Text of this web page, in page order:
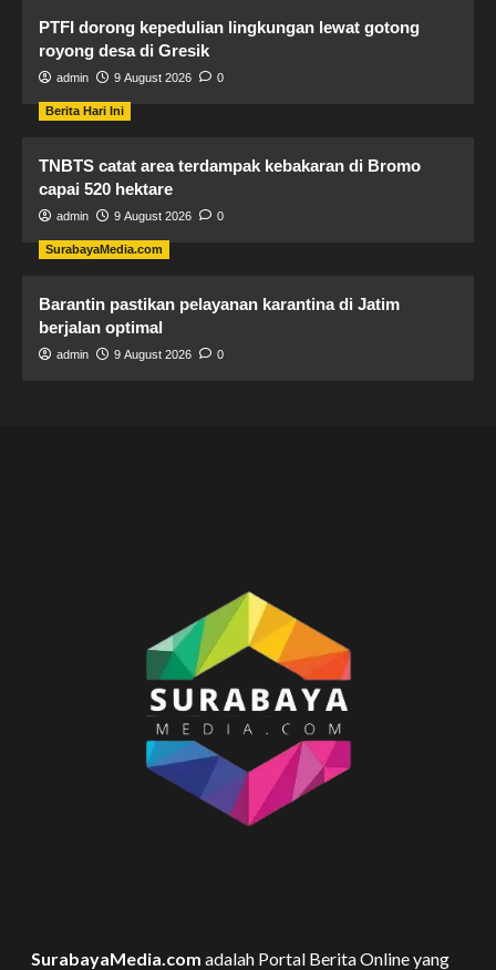
PTFI dorong kepedulian lingkungan lewat gotong
royong desa di Gresik
admin 9 August 2026 0
Berita Hari Ini
TNBTS catat area terdampak kebakaran di Bromo
capai 520 hektare
admin 9 August 2026 0
SurabayaMedia.com
Barantin pastikan pelayanan karantina di Jatim
berjalan optimal
admin 9 August 2026 0
SurabayaMedia.com adalah Portal Berita Online yang